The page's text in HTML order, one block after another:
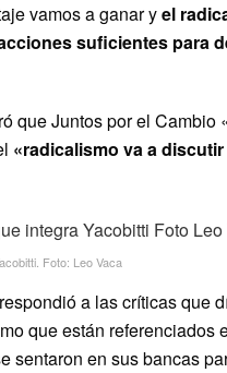
vamos a ganar yel
suficientes para
que Juntos por el
«radicalismo va a
Foto: Leo Vaca
a las críticas que
que están
sentaron en sus bancas